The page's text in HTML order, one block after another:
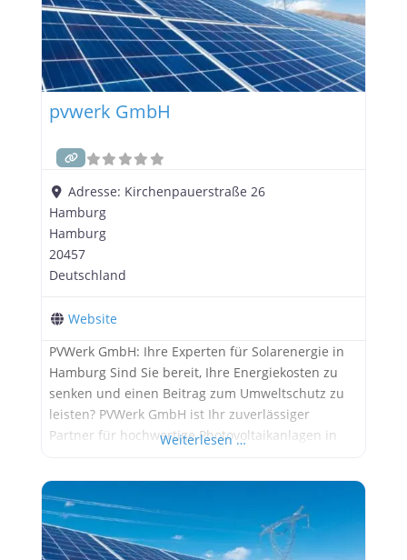
pvwerk GmbH
Adresse: Kirchenpauerstraße 26
Hamburg
Hamburg
20457
Deutschland
Website
PVWerk GmbH: Ihre Experten für Solarenergie in
Hamburg Sind Sie bereit, Ihre Energiekosten zu
senken und einen Beitrag zum Umweltschutz zu
leisten? PVWerk GmbH ist Ihr zuverlässiger
Partner für hochwertige Photovoltaikanlagen in
Ihre Bedürfnisse zugeschnitten sind. Unsere
Leistungen im Überblick: Planung und Installation:
Wir begleiten Sie von der ersten
Weiterlesen …